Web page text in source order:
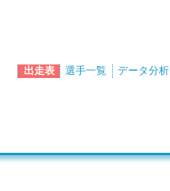
出走表 選手一覧 データ分析